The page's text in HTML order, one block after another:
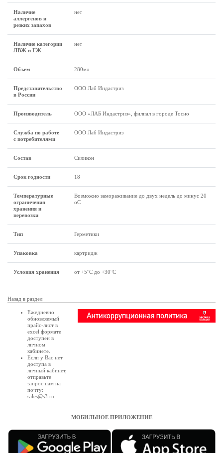
Наличие
аллергенов и
резких запахов
нет
Наличие категории
ЛВЖ и ГЖ
нет
Объем 280мл
Представительство
в России
ООО Лаб Индастриз
Производитель ООО «ЛАБ Индастриз», филиал в городе Тосно
Служба по работе
с потребителями
ООО Лаб Индастриз
Состав Силикон
Срок годности 18
Температурные
ограничения
хранения и
перевозки
Возможно замораживание до двух недель до минус 20
оС
Тип Герметики
Упаковка картридж
Условия хранения от +5°C до +30°C
Назад в раздел
Ежедневно
обновляемый
прайс-лист в
excel формате
доступен в
личном
кабинете
Если у Вас нет
доступа в
личный кабинет,
отправьте
запрос нам на
почту:
sales@s3.ru
МОБИЛЬНОЕ ПРИЛОЖЕНИЕ